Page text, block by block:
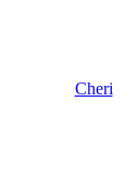
Cheri